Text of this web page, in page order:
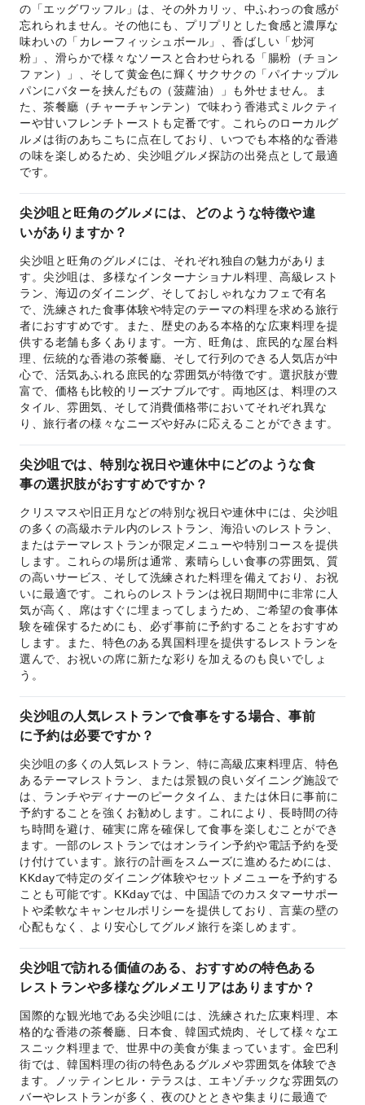
の「エッグワッフル」は、その外カリッ、中ふわっの食感が
忘れられません。その他にも、プリプリとした食感と濃厚な
味わいの「カレーフィッシュボール」、香ばしい「炒河
粉」、滑らかで様々なソースと合わせられる「腸粉（チョン
ファン）」、そして黄金色に輝くサクサクの「パイナップル
パンにバターを挟んだもの（菠蘿油）」も外せません。ま
た、茶餐廳（チャーチャンテン）で味わう香港式ミルクティ
ーや甘いフレンチトーストも定番です。これらのローカルグ
ルメは街のあちこちに点在しており、いつでも本格的な香港
の味を楽しめるため、尖沙咀グルメ探訪の出発点として最適
です。
尖沙咀と旺角のグルメには、どのような特徴や違
いがありますか？
尖沙咀と旺角のグルメには、それぞれ独自の魅力がありま
す。尖沙咀は、多様なインターナショナル料理、高級レスト
ラン、海辺のダイニング、そしておしゃれなカフェで有名
で、洗練された食事体験や特定のテーマの料理を求める旅行
者におすすめです。また、歴史のある本格的な広東料理を提
供する老舗も多くあります。一方、旺角は、庶民的な屋台料
理、伝統的な香港の茶餐廳、そして行列のできる人気店が中
心で、活気あふれる庶民的な雰囲気が特徴です。選択肢が豊
富で、価格も比較的リーズナブルです。両地区は、料理のス
タイル、雰囲気、そして消費価格帯においてそれぞれ異な
り、旅行者の様々なニーズや好みに応えることができます。
尖沙咀では、特別な祝日や連休中にどのような食
事の選択肢がおすすめですか？
クリスマスや旧正月などの特別な祝日や連休中には、尖沙咀
の多くの高級ホテル内のレストラン、海沿いのレストラン、
またはテーマレストランが限定メニューや特別コースを提供
します。これらの場所は通常、素晴らしい食事の雰囲気、質
の高いサービス、そして洗練された料理を備えており、お祝
いに最適です。これらのレストランは祝日期間中に非常に人
気が高く、席はすぐに埋まってしまうため、ご希望の食事体
験を確保するためにも、必ず事前に予約することをおすすめ
します。また、特色のある異国料理を提供するレストランを
選んで、お祝いの席に新たな彩りを加えるのも良いでしょ
う。
尖沙咀の人気レストランで食事をする場合、事前
に予約は必要ですか？
尖沙咀の多くの人気レストラン、特に高級広東料理店、特色
あるテーマレストラン、または景観の良いダイニング施設で
は、ランチやディナーのピークタイム、または休日に事前に
予約することを強くお勧めします。これにより、長時間の待
ち時間を避け、確実に席を確保して食事を楽しむことができ
ます。一部のレストランではオンライン予約や電話予約を受
け付けています。旅行の計画をスムーズに進めるためには、
KKdayで特定のダイニング体験やセットメニューを予約する
ことも可能です。KKdayでは、中国語でのカスタマーサポー
トや柔軟なキャンセルポリシーを提供しており、言葉の壁の
心配もなく、より安心してグルメ旅行を楽しめます。
尖沙咀で訪れる価値のある、おすすめの特色ある
レストランや多様なグルメエリアはありますか？
国際的な観光地である尖沙咀には、洗練された広東料理、本
格的な香港の茶餐廳、日本食、韓国式焼肉、そして様々なエ
スニック料理まで、世界中の美食が集まっています。金巴利
街では、韓国料理の街の特色あるグルメや雰囲気を体験でき
ます。ノッティンヒル・テラスは、エキゾチックな雰囲気の
バーやレストランが多く、夜のひとときや集まりに最適で